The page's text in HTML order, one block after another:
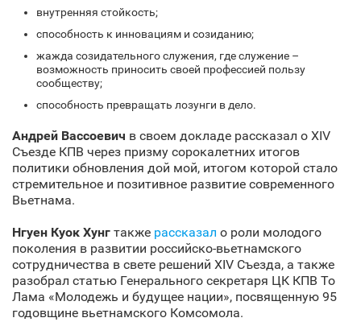
внутренняя стойкость;
способность к инновациям и созиданию;
жажда созидательного служения, где служение –
возможность приносить своей профессией пользу
сообществу;
способность превращать лозунги в дело.
Андрей Вассоевич в своем докладе рассказал о XIV
Съезде КПВ через призму сорокалетних итогов
политики обновления дой мой, итогом которой стало
стремительное и позитивное развитие современного
Вьетнама.
Нгуен Куок Хунг также рассказал о роли молодого
поколения в развитии российско-вьетнамского
сотрудничества в свете решений XIV Съезда, а также
разобрал статью Генерального секретаря ЦК КПВ То
Лама «Молодежь и будущее нации», посвященную 95
годовщине вьетнамского Комсомола.